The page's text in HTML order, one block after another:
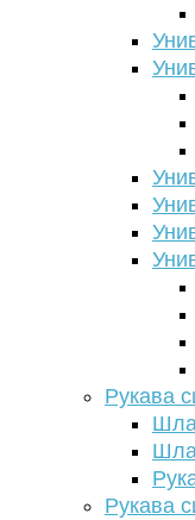
Рукава
Рукава